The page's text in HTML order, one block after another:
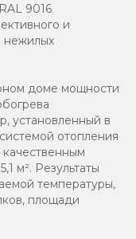
9016
и
нежилых
доме мощности
установленный в
отопления
м². Результаты
температуры,
площади